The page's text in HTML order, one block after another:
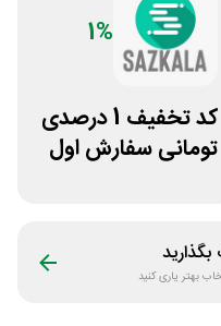
1%
کد تخفیف 1 درصدی
تومانی سفارش اول
بهتر یاری کنید